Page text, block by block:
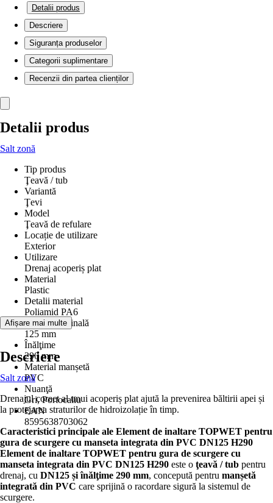
Detalii produs
Descriere
Siguranța produselor
Categorii suplimentare
Recenzii din partea clienților
Detalii produs
Salt zonă
Tip produs
Ţeavă / tub
Variantă
Ţevi
Model
Ţeavă de refulare
Locație de utilizare
Exterior
Utilizare
Drenaj acoperiș plat
Material
Plastic
Detalii material
Poliamid PA6
Lăţime nominală
125 mm
Înălţime
290 mm
Material manșetă
PVC
Nuanţă
Gri, Portocaliu
EAN
8595638703062
Afișare mai multe
Descriere
Salt zonă
Drenajul corect al unui acoperiș plat ajută la prevenirea băltirii apei și
la protejarea straturilor de hidroizolație în timp.
Caracteristici principale ale Element de inaltare TOPWET pentru
gura de scurgere cu manseta integrata din PVC DN125 H290
Element de inaltare TOPWET pentru gura de scurgere cu
manseta integrata din PVC DN125 H290 este o ţeavă / tub pentru
drenaj, cu DN125 și înălţime 290 mm, concepută pentru manșetă
integrată din PVC care sprijină o racordare sigură la sistemul de
scurgere.